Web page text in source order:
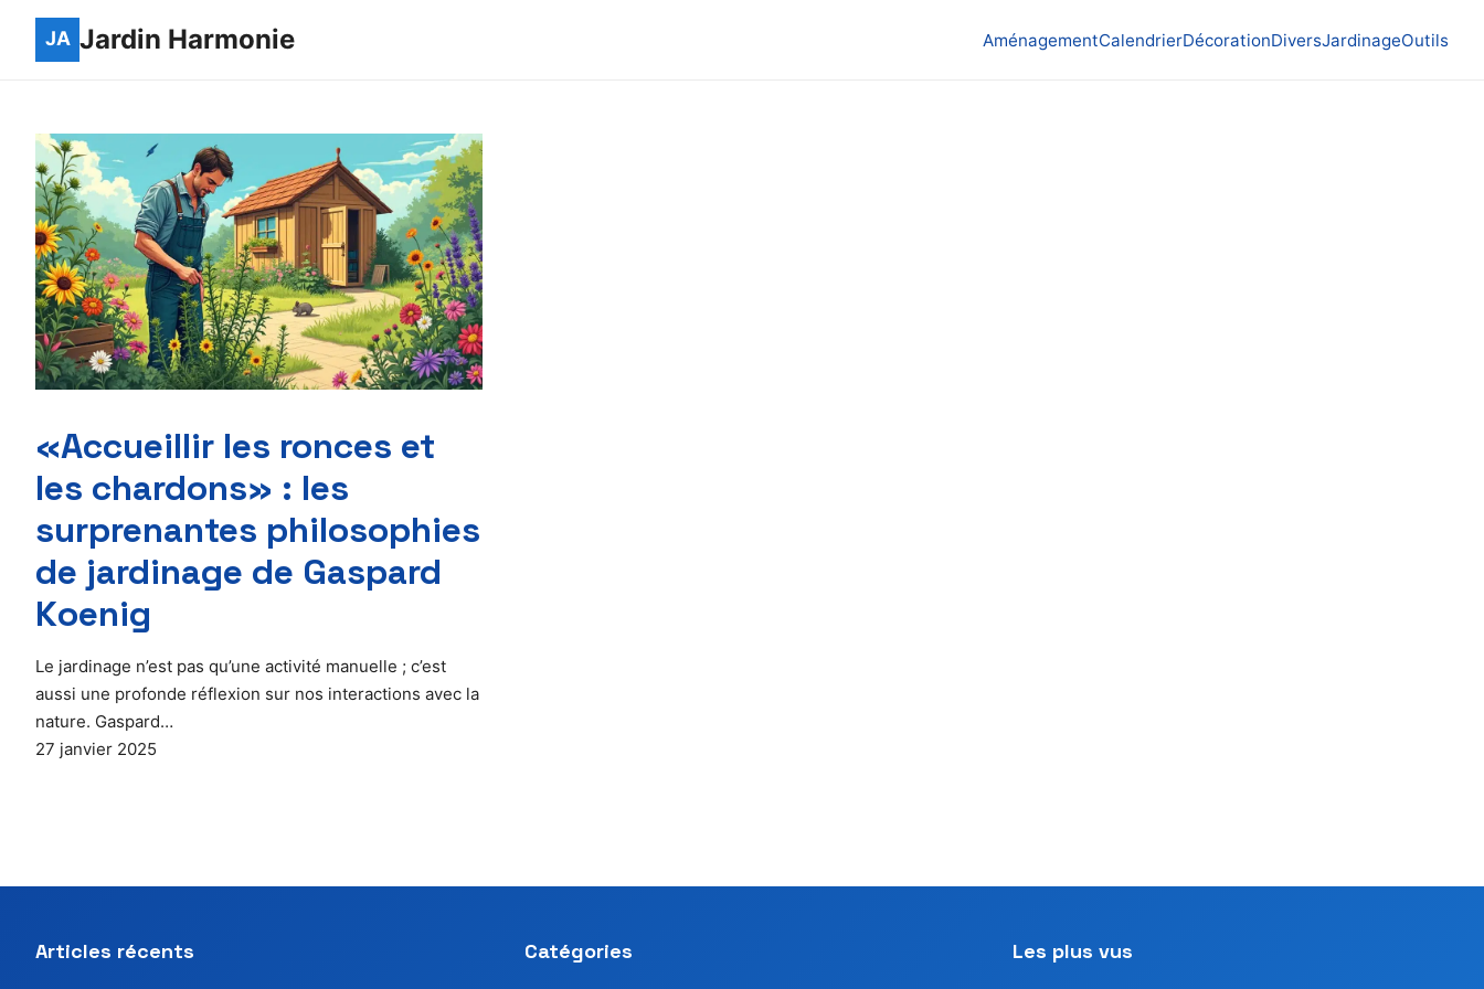
Jardin Harmonie AménagementCalendrierDécorationDiversJardinageOutils
«Accueillir les ronces et
les chardons» : les
surprenantes philosophies
de jardinage de Gaspard
Koenig
Le jardinage n’est pas qu’une activité manuelle ; c’est
aussi une profonde réflexion sur nos interactions avec la
nature. Gaspard…
27 janvier 2025
Articles récents Catégories Les plus vus